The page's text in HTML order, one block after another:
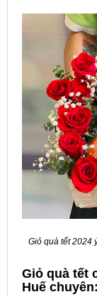
Giỏ quà tết 2024
Giỏ quà tết
Huế chuyên: